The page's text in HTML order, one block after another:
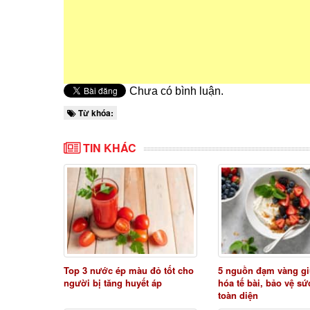
Chưa có bình luận.
Từ khóa:
TIN KHÁC
Top 3 nước ép màu đỏ tốt cho
người bị tăng huyết áp
5 nguồn đạm vàng
hóa tế bài, bảo vệ
toàn diện